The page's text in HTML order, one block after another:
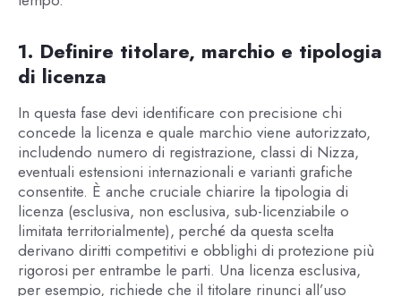
1. Definire titolare, marchio e tipologia
di licenza
In questa fase devi identificare con precisione chi
concede la licenza e quale marchio viene autorizzato,
includendo numero di registrazione, classi di Nizza,
eventuali estensioni internazionali e varianti grafiche
consentite. È anche cruciale chiarire la tipologia di
licenza (esclusiva, non esclusiva, sub-licenziabile o
limitata territorialmente), perché da questa scelta
derivano diritti competitivi e obblighi di protezione più
rigorosi per entrambe le parti. Una licenza esclusiva,
per esempio, richiede che il titolare rinunci all’uso